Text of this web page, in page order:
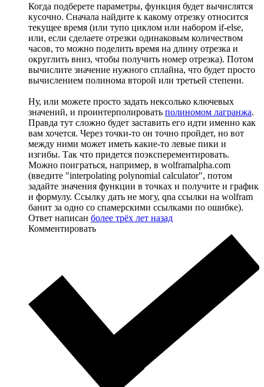
Когда подберете параметры, функция будет вычислятся
кусочно. Сначала найдите к какому отрезку относится
текущее время (или тупо циклом или набором if-else,
или, если сделаете отрезки одинаковым количеством
часов, то можно поделить время на длину отрезка и
округлить вниз, чтобы получить номер отрезка). Потом
вычислите значение нужного сплайна, что будет просто
вычислением полинома второй или третьей степени.
Ну, или можете просто задать нексолько ключевых
значений, и проинтерполировать полиномом лагранжа.
Правда тут сложно будет заставить его идти именно как
вам хочется. Через точки-то он точно пройдет, но вот
между ними может иметь какие-то левые пики и
изгибы. Так что придется поэксперементировать.
Можно поиграться, например, в wolframalpha.com
(введите "interpolating polynomial calculator", потом
задайте значения функции в точках и получите и график
и формулу. Ссылку дать не могу, qna ссылки на wolfram
банит за одно со спамерскими ссылками по ошибке).
Ответ написан более трёх лет назад
Комментировать